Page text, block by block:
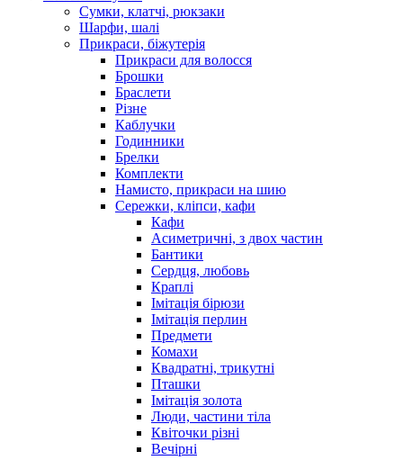
Сумки, клатчі, рюкзаки
Шарфи, шалі
Прикраси, біжутерія
Прикраси для волосся
Брошки
Браслети
Різне
Каблучки
Годинники
Брелки
Комплекти
Намисто, прикраси на шию
Сережки, кліпси, кафи
Кафи
Асиметричні, з двох частин
Бантики
Сердця, любовь
Краплі
Імітація бірюзи
Імітація перлин
Предмети
Комахи
Квадратні, трикутні
Пташки
Імітація золота
Люди, частини тіла
Квіточки різні
Вечірні